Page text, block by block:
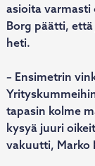
asioita varmasti
Borg päätti,
heti.
– Ensimetrin
tapasin kolme
kysyä juuri
vakuutti, Marko